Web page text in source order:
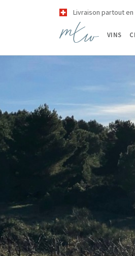
Livraison partout en
VINS